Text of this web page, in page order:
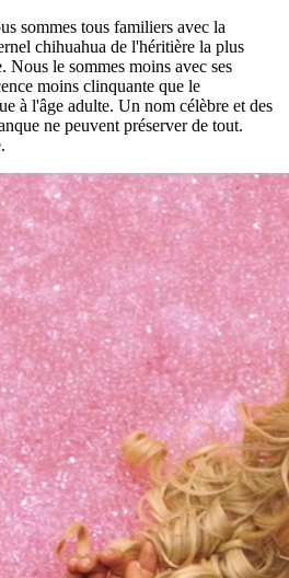
sommes tous familiers avec la
chihuahua de l'héritière la plus
Nous le sommes moins avec ses
moins clinquante que le
à l'âge adulte. Un nom célèbre et des
ne peuvent préserver de tout.